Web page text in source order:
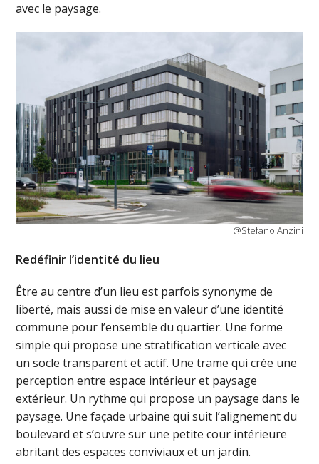
avec le paysage.
@Stefano Anzini
Redéfinir l’identité du lieu
Être au centre d’un lieu est parfois synonyme de
liberté, mais aussi de mise en valeur d’une identité
commune pour l’ensemble du quartier. Une forme
simple qui propose une stratification verticale avec
un socle transparent et actif. Une trame qui crée une
perception entre espace intérieur et paysage
extérieur. Un rythme qui propose un paysage dans le
paysage. Une façade urbaine qui suit l’alignement du
boulevard et s’ouvre sur une petite cour intérieure
abritant des espaces conviviaux et un jardin.